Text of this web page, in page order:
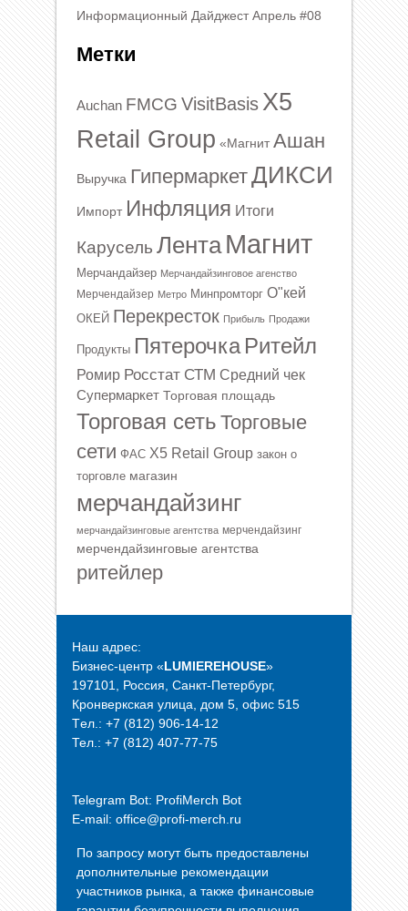
Информационный Дайджест Апрель #08
Метки
Auchan FMCG VisitBasis X5
Retail Group «Магнит Ашан
Выручка ГипермаркетДИКСИ
Импорт Инфляция Итоги
Карусель Лента Магнит
Мерчандайзер Мерчандайзинговое агенство
Мерчендайзер Метро Минпромторг О"кей
ОКЕЙ Перекресток Прибыль Продажи
Продукты Пятерочка Ритейл
Ромир Росстат СТМ Средний чек
Супермаркет Торговая площадь
Торговая сеть Торговые
сети ФАС Х5 Retail Group закон о
торговле магазин
мерчандайзинг
мерчандайзинговые агентства мерчендайзинг
мерчендайзинговые агентства
ритейлер
Наш адрес:
Бизнес-центр «LUMIEREHOUSE»
197101, Россия, Санкт-Петербург,
Кронверкская улица, дом 5, офис 515
Tел.: +7 (812) 906-14-12
Тел.: +7 (812) 407-77-75
Telegram Bot: ProfiMerch Bot
E-mail: office@profi-merch.ru
По запросу могут быть предоставлены
дополнительные рекомендации
участников рынка, а также финансовые